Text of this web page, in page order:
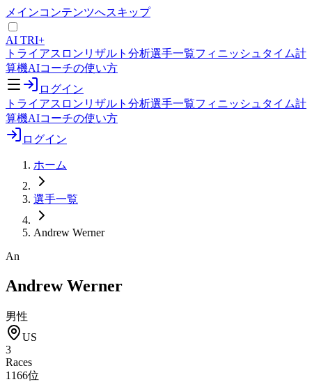
メインコンテンツへスキップ
AI TRI+
トライアスロンリザルト分析選手一覧フィニッシュタイム計
算機AIコーチの使い方
ログイン
トライアスロンリザルト分析選手一覧フィニッシュタイム計
算機AIコーチの使い方
ログイン
ホーム
選手一覧
Andrew Werner
An
Andrew Werner
男性
US
3
Races
1166位